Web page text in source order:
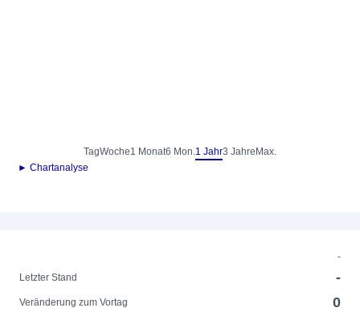
TagWoche1 Monat6 Mon.1 Jahr3 Jahre Max.
► Chartanalyse
-
Letzter Stand
-
Veränderung zum Vortag 0